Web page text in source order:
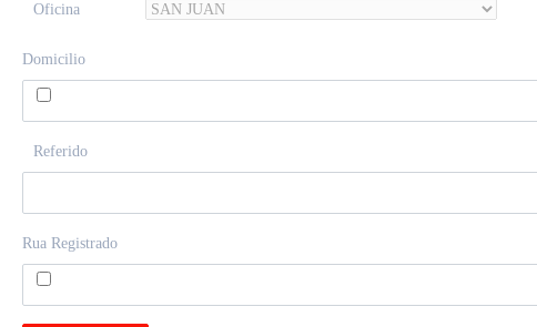
Oficina
Domicilio
Referido
Rua Registrado